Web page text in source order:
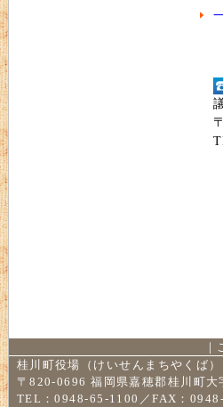
｜
桂川町役場（けいせんまちやくば）
〒820-0696 福岡県嘉穂郡桂川町大
TEL：0948-65-1100／FAX：